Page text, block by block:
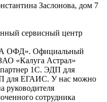
Заслонова, дом 7
сервисный центр
ОФД». Официальный
«Калуга Астрал»
1C. ЭДП для
для ЕГАИС. У нас можно
руководителя
сотрудника